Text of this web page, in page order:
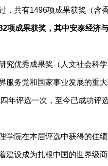
，共有1496项成果获奖（含
项成果获奖，其中安泰经
究优秀成果奖（人文社会科
服务党和国家事业发展的重
年评选一次，至今已成功评
学院在本届评选中获得的佳
建设成为扎根中国的世界级商